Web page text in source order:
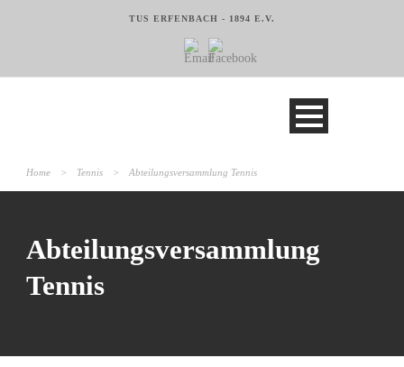
TUS ERFENBACH - 1894 E.V.
Home > Tennis > Abteilungsversammlung Tennis
Abteilungsversammlung
Tennis